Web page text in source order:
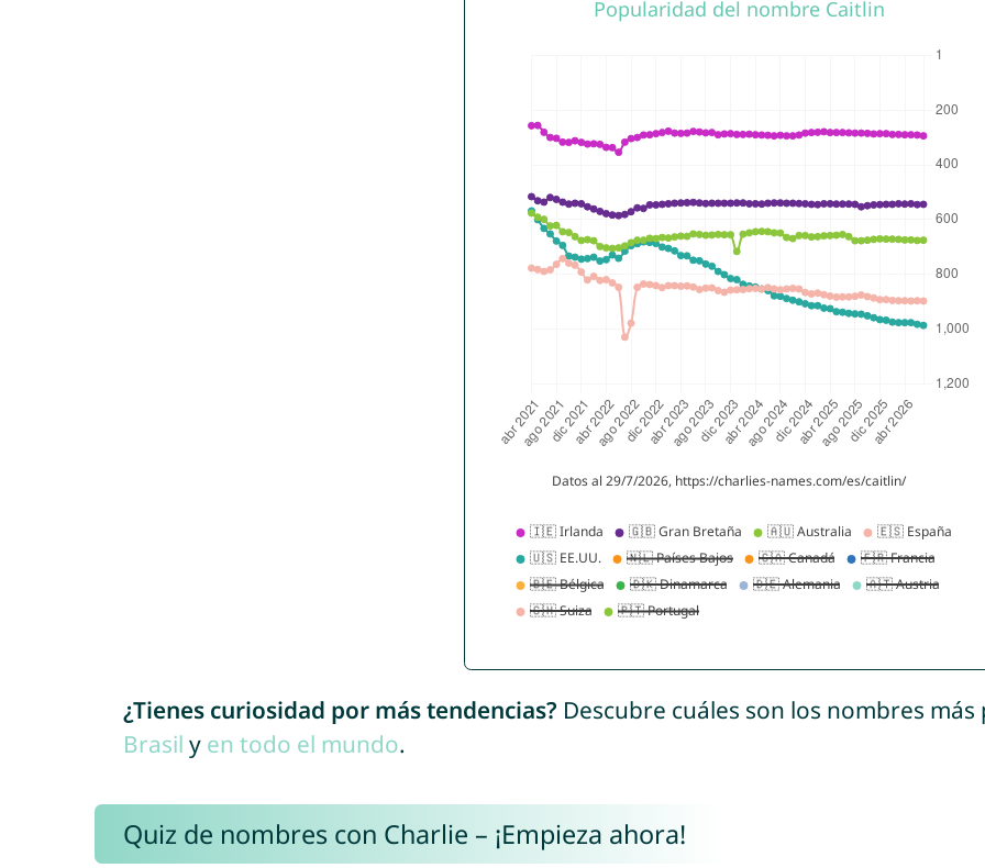
¿Tienes curiosidad por más tendencias? Descubre cuáles son los nombres
Brasil y en todo el mundo.
Quiz de nombres con Charlie – ¡Empieza ahora!